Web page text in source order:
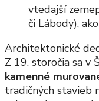
vtedajší
či Lábody),
Architektonické
Z 19. storočia sa v
kamenné
tradičných stavieb